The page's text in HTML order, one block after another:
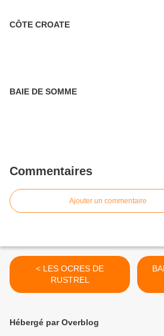
CÔTE CROATE
BAIE DE SOMME
Commentaires
Ajouter un commentaire
< LES OCRES DE
RUSTREL
Hébergé par Overblog